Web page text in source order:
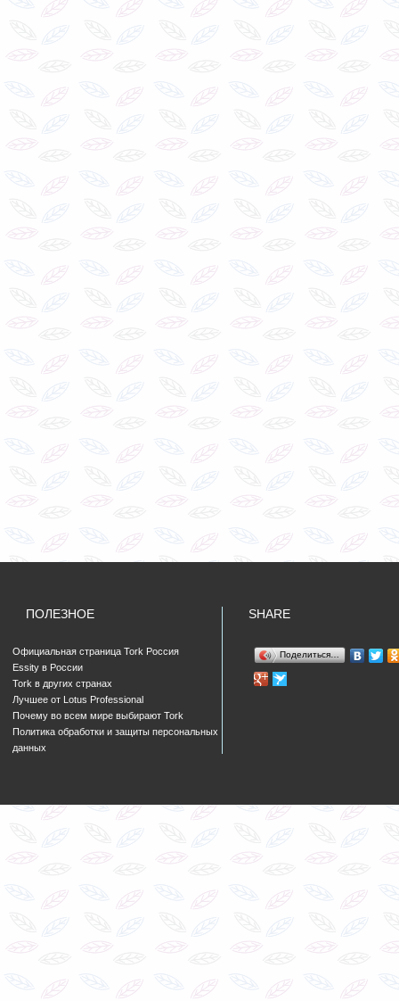
ПОЛЕЗНОЕ
Официальная страница Tork Россия
Essity в России
Tork в других странах
Лучшее от Lotus Professional
Почему во всем мире выбирают Tork
Политика обработки и защиты персональных
данных
SHARE
Поделиться…